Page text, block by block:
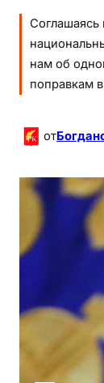
Соглашаясь
нам об
поправкам
от